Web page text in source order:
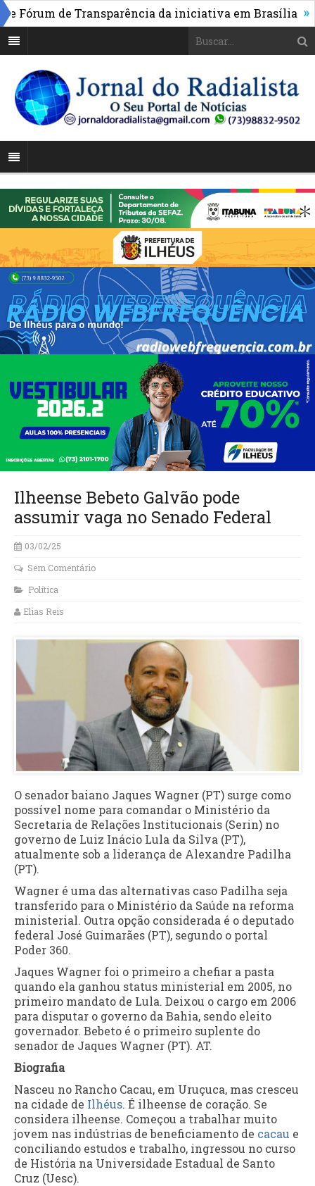
de Transparência da iniciativa em Brasília »
Ilheense Bebeto Galvão pode
assumir vaga no Senado Federal
03/02/25
Sem Comentário
Política
Elias Reis
O senador baiano Jaques Wagner (PT) surge como
possível nome para comandar o Ministério da
Secretaria de Relações Institucionais (Serin) no
governo de Luiz Inácio Lula da Silva (PT),
atualmente sob a liderança de Alexandre Padilha
(PT).
Wagner é uma das alternativas caso Padilha seja
transferido para o Ministério da Saúde na reforma
ministerial. Outra opção considerada é o deputado
federal José Guimarães (PT), segundo o portal
Poder 360.
Jaques Wagner foi o primeiro a chefiar a pasta
quando ela ganhou status ministerial em 2005, no
primeiro mandato de Lula. Deixou o cargo em 2006
para disputar o governo da Bahia, sendo eleito
governador. Bebeto é o primeiro suplente do
senador de Jaques Wagner (PT). AT.
Biografia
Nasceu no Rancho Cacau, em Uruçuca, mas cresceu
na cidade de Ilhéus. É ilheense de coração. Se
considera ilheense. Começou a trabalhar muito
jovem nas indústrias de beneficiamento de cacau e
conciliando estudos e trabalho, ingressou no curso
de História na Universidade Estadual de Santo
Cruz (Uesc).